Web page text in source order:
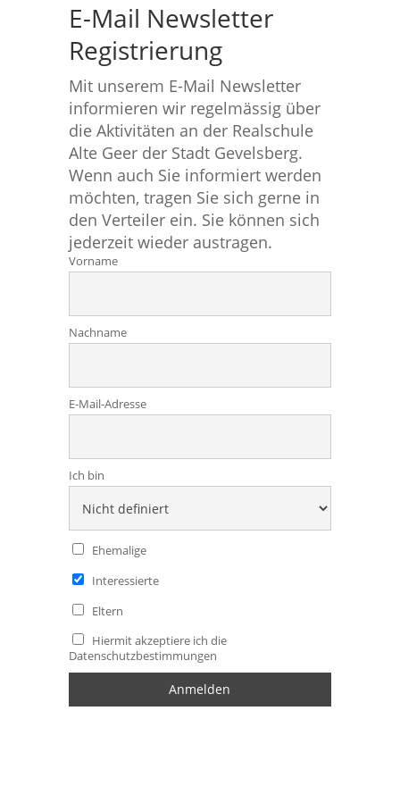
E-Mail Newsletter
Registrierung
Mit unserem E-Mail Newsletter
informieren wir regelmässig über
die Aktivitäten an der Realschule
Alte Geer der Stadt Gevelsberg.
Wenn auch Sie informiert werden
möchten, tragen Sie sich gerne in
den Verteiler ein. Sie können sich
jederzeit wieder austragen.
Vorname
Nachname
E-Mail-Adresse
Ich bin
Ehemalige
Interessierte
Eltern
Hiermit akzeptiere ich die
Datenschutzbestimmungen